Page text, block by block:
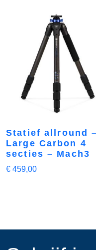
Statief allround –
Large Carbon 4
secties – Mach3
€ 459,00